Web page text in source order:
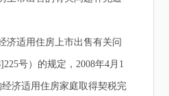
适用住房上市出售有关问
号）的规定，2008年4月1
济适用住房家庭取得契税完